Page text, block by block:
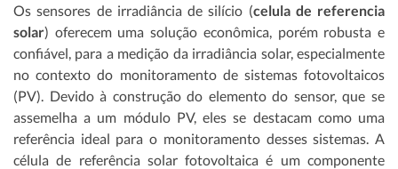
Os sensores de irradiância de silício (celula de referencia
solar) oferecem uma solução econômica, porém robusta e
confiável, para a medição da irradiância solar, especialmente
no contexto do monitoramento de sistemas fotovoltaicos
(PV). Devido à construção do elemento do sensor, que se
assemelha a um módulo PV, eles se destacam como uma
referência ideal para o monitoramento desses sistemas. A
célula de referência solar fotovoltaica é um componente